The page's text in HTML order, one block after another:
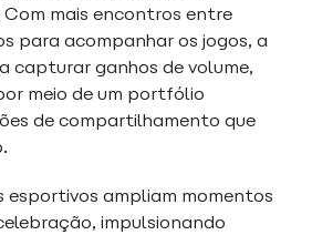
mais encontros entre
para acompanhar os jogos, a
capturar ganhos de volume,
meio de um portfólio
de compartilhamento que
esportivos ampliam momentos
impulsionando